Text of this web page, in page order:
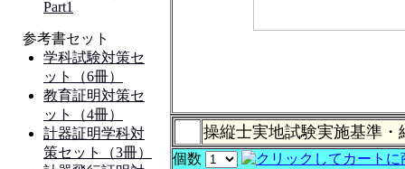
操縦士実地試験実施基準
個数